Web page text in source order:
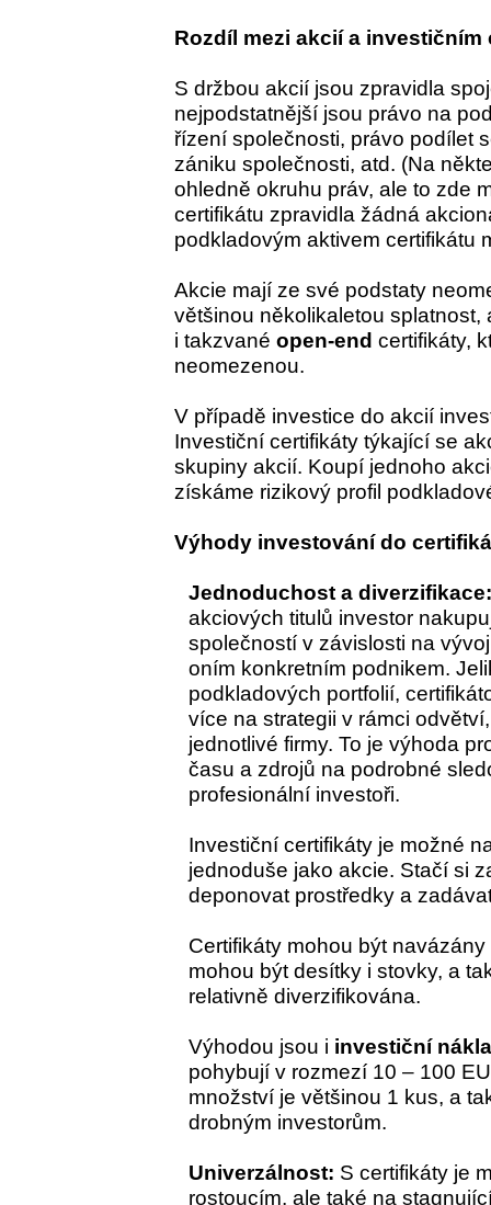
Rozdíl mezi akcií a investičním
S držbou akcií jsou zpravidla
nejpodstatnější jsou právo na
řízení společnosti, právo podílet
zániku společnosti, atd. (Na
ohledně okruhu práv, ale to zde
certifikátu zpravidla žádná
podkladovým aktivem certifikátu
Akcie mají ze své podstaty
většinou několikaletou
i takzvané open-end certifikáty,
neomezenou.
V případě investice do akcií
Investiční certifikáty týkající se
skupiny akcií. Koupí jednoho
získáme rizikový profil
Výhody investování do
Jednoduchost a
akciových titulů investor
společností v závislosti na
oním konkretním podnikem.
podkladových portfolií,
více na strategii v rámci
jednotlivé firmy. To je výhoda
času a zdrojů na podrobné
profesionální investoři.
Investiční certifikáty je možné
jednoduše jako akcie. Stačí si
deponovat prostředky a
Certifikáty mohou být
mohou být desítky i stovky, a
relativně diverzifikována.
Výhodou jsou i investiční
pohybují v rozmezí 10 – 100
množství je většinou 1 kus, a
drobným investorům.
Univerzálnost: S certifikáty je
rostoucím, ale také na